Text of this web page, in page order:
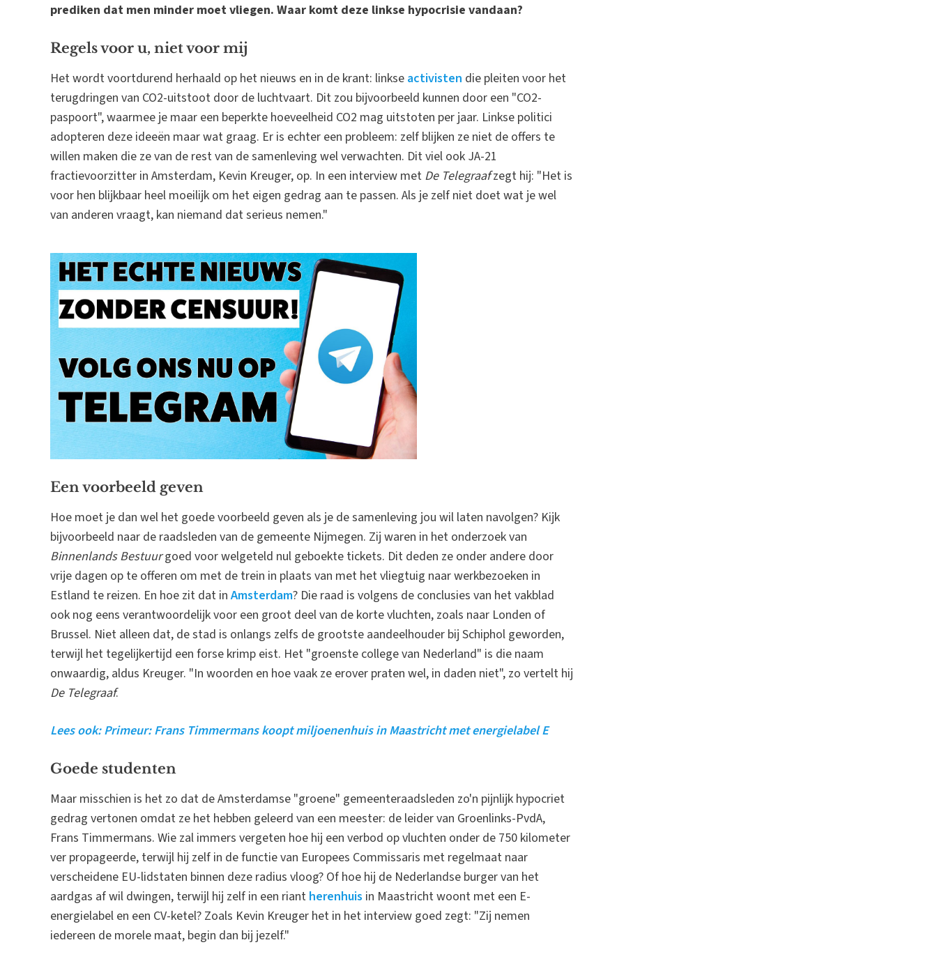
prediken dat men minder moet vliegen. Waar komt deze linkse hypocrisie vandaan?
Regels voor u, niet voor mij
Het wordt voortdurend herhaald op het nieuws en in de krant: linkse activisten die pleiten voor het
terugdringen van CO2-uitstoot door de luchtvaart. Dit zou bijvoorbeeld kunnen door een "CO2-
paspoort", waarmee je maar een beperkte hoeveelheid CO2 mag uitstoten per jaar. Linkse politici
adopteren deze ideeën maar wat graag. Er is echter een probleem: zelf blijken ze niet de offers te
willen maken die ze van de rest van de samenleving wel verwachten. Dit viel ook JA-21
fractievoorzitter in Amsterdam, Kevin Kreuger, op. In een interview met De Telegraafzegt hij: "Het is
voor hen blijkbaar heel moeilijk om het eigen gedrag aan te passen. Als je zelf niet doet wat je wel
van anderen vraagt, kan niemand dat serieus nemen."
Een voorbeeld geven
Hoe moet je dan wel het goede voorbeeld geven als je de samenleving jou wil laten navolgen? Kijk
bijvoorbeeld naar de raadsleden van de gemeente Nijmegen. Zij waren in het onderzoek van
Binnenlands Bestuurgoed voor welgeteld nul geboekte tickets. Dit deden ze onder andere door
vrije dagen op te offeren om met de trein in plaats van met het vliegtuig naar werkbezoeken in
Estland te reizen. En hoe zit dat inAmsterdam? Die raad is volgens de conclusies van het vakblad
ook nog eens verantwoordelijk voor een groot deel van de korte vluchten, zoals naar Londen of
Brussel. Niet alleen dat, de stad is onlangs zelfs de grootste aandeelhouder bij Schiphol geworden,
terwijl het tegelijkertijd een forse krimp eist. Het "groenste college van Nederland" is die naam
onwaardig, aldus Kreuger. "In woorden en hoe vaak ze erover praten wel, in daden niet", zo vertelt hij
De Telegraaf.
Lees ook: Primeur: Frans Timmermans koopt miljoenenhuis in Maastricht met energielabel E
Goede studenten
Maar misschien is het zo dat de Amsterdamse "groene" gemeenteraadsleden zo'n pijnlijk hypocriet
gedrag vertonen omdat ze het hebben geleerd van een meester: de leider van Groenlinks-PvdA,
Frans Timmermans. Wie zal immers vergeten hoe hij een verbod op vluchten onder de 750 kilometer
ver propageerde, terwijl hij zelf in de functie van Europees Commissaris met regelmaat naar
verscheidene EU-lidstaten binnen deze radius vloog? Of hoe hij de Nederlandse burger van het
aardgas af wil dwingen, terwijl hij zelf in een riant herenhuis in Maastricht woont met een E-
energielabel en een CV-ketel? Zoals Kevin Kreuger het in het interview goed zegt: "Zij nemen
iedereen de morele maat, begin dan bij jezelf."